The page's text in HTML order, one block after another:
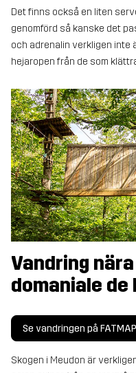
Det finns också en liten
genomförd så kanske det
och adrenalin verkligen inte
hejaropen från de som
Vandring
domaniale de
Se vandringen på FATMAP
Skogen i Meudon är